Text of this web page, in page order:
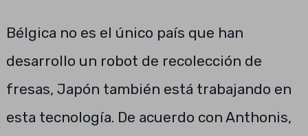
Bélgica no es el único país que han
desarrollo un robot de recolección de
fresas, Japón también está trabajando en
esta tecnología. De acuerdo con Anthonis,